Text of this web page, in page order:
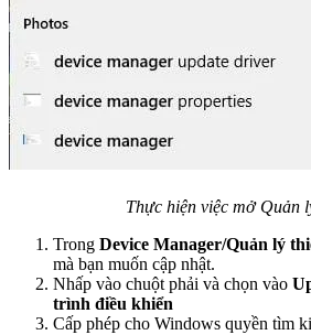
Thực hiện việc mở Quản
Trong Device Manager/Quản lý
mà bạn muốn cập nhật.
Nhấp vào chuột phải và chọn vào
trình điều khiển
Cấp phép cho Windows quyền tìm